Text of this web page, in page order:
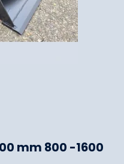
mm 800 -1600